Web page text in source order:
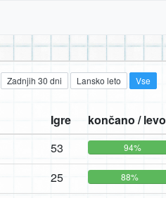
Zadnjih 30 dni Lansko leto Vse
Igre končano / levo
53 94%
25 88%